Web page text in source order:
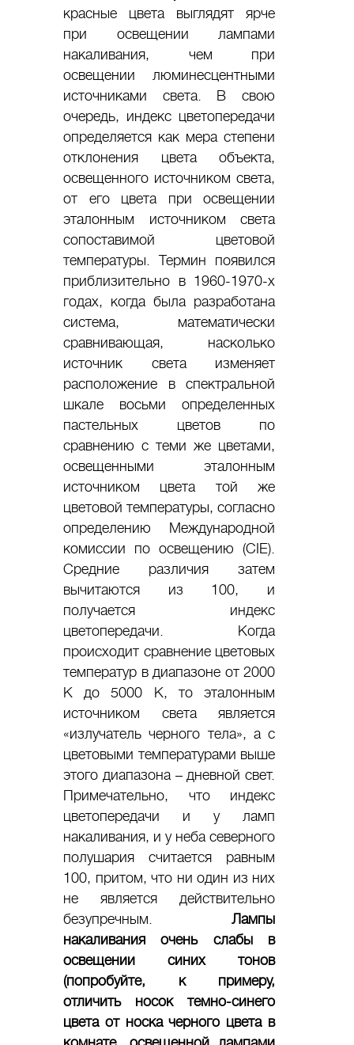
красные цвета выглядят ярче
при освещении лампами
накаливания, чем при
освещении люминесцентными
источниками света. В свою
очередь, индекс цветопередачи
определяется как мера степени
отклонения цвета объекта,
освещенного источником света,
от его цвета при освещении
эталонным источником света
сопоставимой цветовой
температуры. Термин появился
приблизительно в 1960-1970-х
годах, когда была разработана
система, математически
сравнивающая, насколько
источник света изменяет
расположение в спектральной
шкале восьми определенных
пастельных цветов по
сравнению с теми же цветами,
освещенными эталонным
источником цвета той же
цветовой температуры, согласно
определению Международной
комиссии по освещению (СIE).
Средние различия затем
вычитаются из 100, и
получается индекс
цветопередачи. Когда
происходит сравнение цветовых
температур в диапазоне от 2000
К до 5000 К, то эталонным
источником света является
«излучатель черного тела», а с
цветовыми температурами выше
этого диапазона – дневной свет.
Примечательно, что индекс
цветопередачи и у ламп
накаливания, и у неба северного
полушария считается равным
100, притом, что ни один из них
не является действительно
безупречным. Лампы
накаливания очень слабы в
освещении синих тонов
(попробуйте, к примеру,
отличить носок темно-синего
цвета от носка черного цвета в